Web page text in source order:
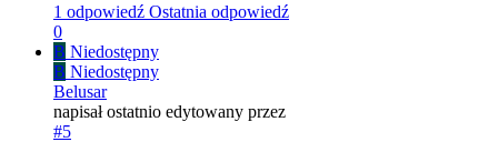
1 odpowiedź Ostatnia odpowiedź
0
B Niedostępny
B Niedostępny
Belusar
napisałostatnio edytowany przez
#5